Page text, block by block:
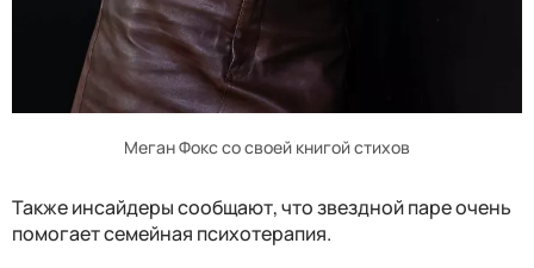
Меган Фокс со своей книгой стихов
Также инсайдеры сообщают, что звездной паре очень
помогает семейная психотерапия.